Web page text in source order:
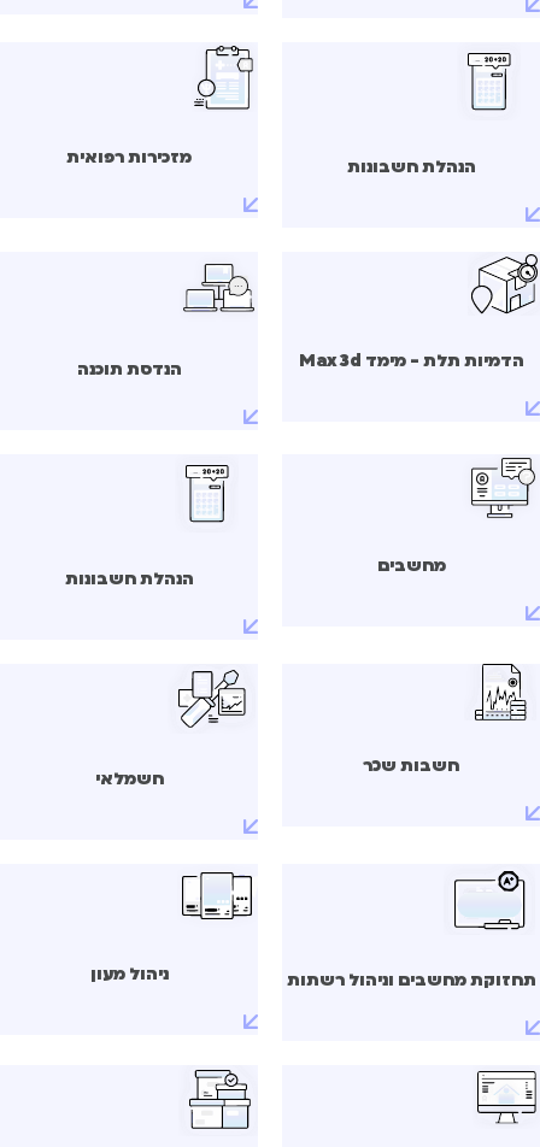
הנהלת חשבונות מזכירות רפואית
הדמיות תלת - מימד Max 3d הנדסת תוכנה
מחשבים
הנהלת חשבונות
חשבות שכר
חשמלאי
מחשבים וניהול רשתות ניהול מעון